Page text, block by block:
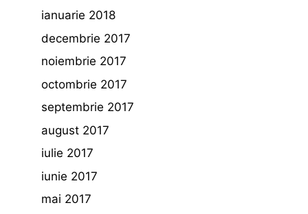
ianuarie 2018
decembrie 2017
noiembrie 2017
octombrie 2017
septembrie 2017
august 2017
iulie 2017
iunie 2017
mai 2017